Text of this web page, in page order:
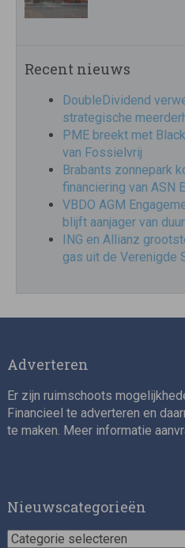
Recent nieuws
DoubleDividend
strategische
PME breekt met
van Fossielvrij
Brabants zonnepark
financiering van ASN
VBDO AGM
blijft aanjager van
ING en Allianz
gas uit de Verenigde
Adverteren
Er zijn ruimschoots
Financieel te adverteren en
te maken. Meer informatie
Nieuwscategorieën
Nieuwscategorieën